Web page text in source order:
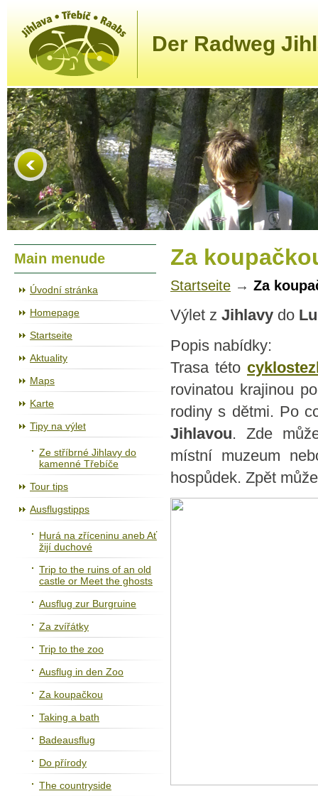
Der Radweg
Der Radweg Jihlava – Třebíč – Raabs
Main menude
Úvodní stránka
Homepage
Startseite
Aktuality
Maps
Karte
Tipy na výlet
Ze stříbrné Jihlavy do
kamenné Třebíče
Tour tips
Ausflugstipps
Hurá na zříceninu aneb Ať
žijí duchové
Trip to the ruins of an old
castle or Meet the ghosts
Ausflug zur Burgruine
Za zvířátky
Trip to the zoo
Ausflug in den Zoo
Za koupačkou
Taking a bath
Badeausflug
Do přírody
The countryside
Za
Startseite → Za
Výlet z Jihlavy do
Popis nabídky:
Trasa této
rovinatou krajinou
rodiny s dětmi. Po
Jihlavou. Zde
místní muzeum
hospůdek. Zpět